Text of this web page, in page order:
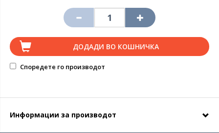
ДОДАДИ ВО КОШНИЧКА
Споредете го производот
Информации за производот